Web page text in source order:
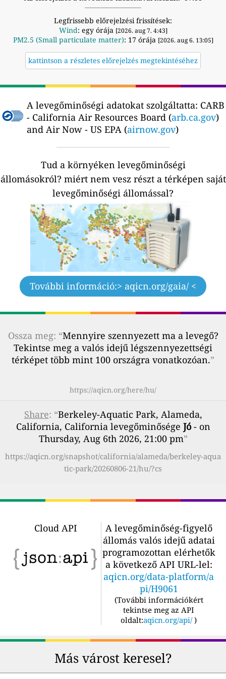
Legfrissebb előrejelzési frissítések:
Wind: egy órája [2026. aug 7. 4:43]
PM2.5 (Small particulate matter): 17 órája [2026. aug 6. 13:05]
kattintson a részletes előrejelzés megtekintéséhez
A levegőminőségi adatokat szolgáltatta: CARB
- California Air Resources Board (arb.ca.gov)
and Air Now - US EPA (airnow.gov)
Tud a környéken levegőminőségi
állomásokról? miért nem vesz részt a térképen saját
levegőminőségi állomással?
További információ:> aqicn.org/gaia/ <
Ossza meg: “Mennyire szennyezett ma a levegő?
Tekintse meg a valós idejű légszennyezettségi
térképet több mint 100 országra vonatkozóan.”
https://aqicn.org/here/hu/
Share: “Berkeley-Aquatic Park, Alameda,
California, California levegőminősége Jó- on
Thursday, Aug 6th 2026, 21:00 pm”
https://aqicn.org/snapshot/california/alameda/berkeley-aqua
tic-park/20260806-21/hu/?cs
Cloud API
A levegőminőség-figyelő
állomás valós idejű adatai
programozottan elérhetők
a következő API URL-lel:
aqicn.org/data-platform/a
pi/H9061
(További információkért
tekintse meg az API
oldalt:aqicn.org/api/ )
Más várost keresel?